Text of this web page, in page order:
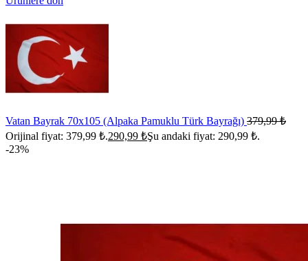
Vatan Bayrak 70x105 (Alpaka Pamuklu Türk Bayrağı) 379,99₺
Orijinal fiyat: 379,99 ₺.290,99 ₺Şu andaki fiyat: 290,99 ₺.
-23%